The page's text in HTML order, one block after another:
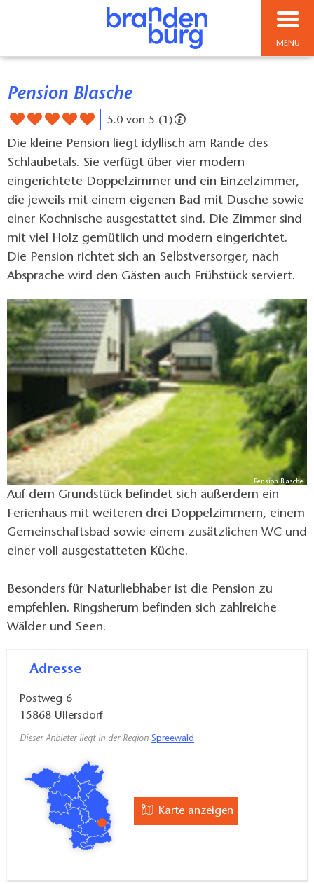
MENÜ
Pension Blasche
5.0 von 5 (1)
Die kleine Pension liegt idyllisch am Rande des
Schlaubetals. Sie verfügt über vier modern
eingerichtete Doppelzimmer und ein Einzelzimmer,
die jeweils mit einem eigenen Bad mit Dusche sowie
einer Kochnische ausgestattet sind. Die Zimmer sind
mit viel Holz gemütlich und modern eingerichtet.
Die Pension richtet sich an Selbstversorger, nach
Absprache wird den Gästen auch Frühstück serviert.
Pension Blasche
Auf dem Grundstück befindet sich außerdem ein
Ferienhaus mit weiteren drei Doppelzimmern, einem
Gemeinschaftsbad sowie einem zusätzlichen WC und
einer voll ausgestatteten Küche.
Besonders für Naturliebhaber ist die Pension zu
empfehlen. Ringsherum befinden sich zahlreiche
Wälder und Seen.
Adresse
Postweg 6
15868 Ullersdorf
Dieser Anbieter liegt in der Region Spreewald
Karte anzeigen